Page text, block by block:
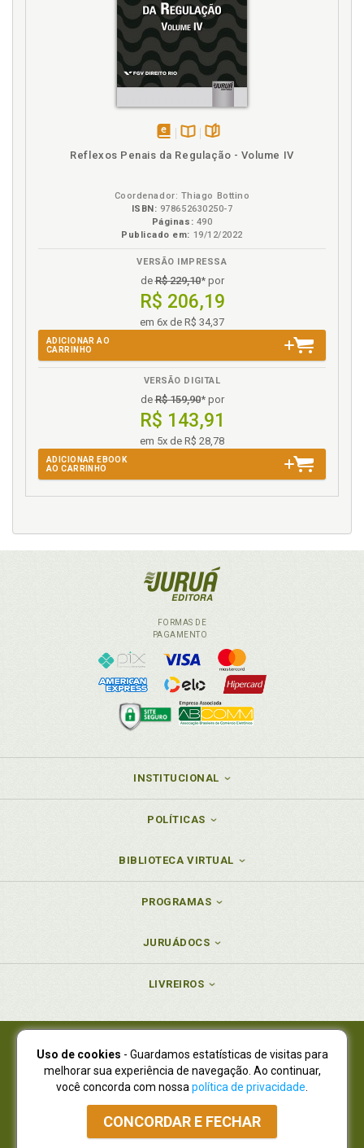
na
Reflexos Penais da Regulação - Volume IV
Coordenador: Thiago Bottino
ISBN: 978652630250-7
Páginas: 490
Publicado em: 19/12/2022
VERSÃO IMPRESSA
deR$ 229,10* por
R$ 206,19
em 6x de R$ 34,37
ADICIONAR AO
CARRINHO
VERSÃO DIGITAL
deR$ 159,90* por
R$ 143,91
em 5x de R$ 28,78
ADICIONAR EBOOK
AO CARRINHO
FORMAS DE
PAGAMENTO
INSTITUCIONAL
POLÍTICAS
BIBLIOTECA VIRTUAL
PROGRAMAS
JURUÁDOCS
LIVREIROS
Juruá Editora Ltda., CNPJ 77.535.508/0001-19
Juruá Informática Ltda., CNPJ 01.701.561/0001-80
NOVO ENDEREÇO:R. Flávio Dallegrave, 7665, São Lourenço |
Curitiba - Paraná - CEP 82210-310
Atendimento: (41) 4009-3900|Vendas Atacado: (41) 4009-3939
Atendimento via Whatsapp
Uso de cookies - Guardamos estatísticas de visitas para
melhorar sua experiência de navegação. Ao continuar,
você concorda com nossa política de privacidade
CONCORDAR E FECHAR